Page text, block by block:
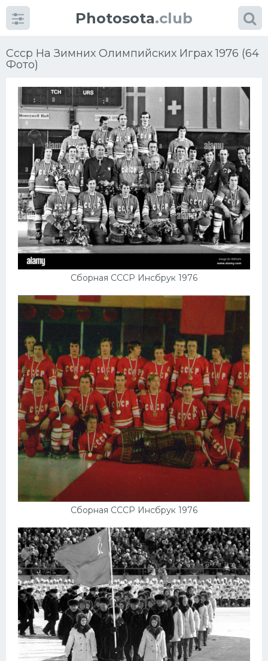
Photosota.club
Ссср На Зимних Олимпийских Играх 1976 (64
Фото)
Сборная СССР Инсбрук 1976
Сборная СССР Инсбрук 1976
КатегорииФото
Еще картинки...
Футбол
Баскетбол
Хоккей
Велогонки
Тренажеры
Интерьер квартиры